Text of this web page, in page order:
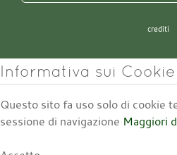
crediti
Informativa sui Cookie
Questo sito fa uso solo di cookie
sessione di navigazione Maggiori